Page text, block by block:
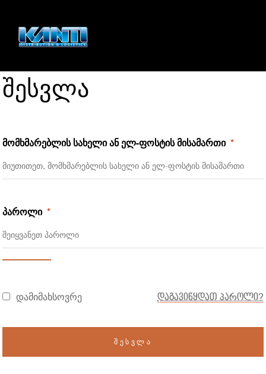
შესვლა
მომხმარებლის სახელი ან ელ-ფოსტის მისამართი *
პაროლი *
დამიმახსოვრე დაგავიწყდათ პაროლი?
ᲨᲔᲡᲕᲚᲐ